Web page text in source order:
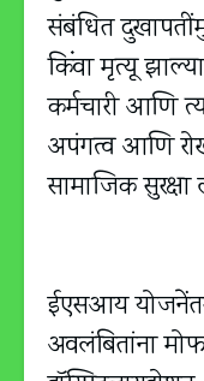
संबंधित
किंवा मृत्यू
कर्मचारी आणि
अपंगत्व आणि
सामाजिक
ईएसआय
अवलंबितांना